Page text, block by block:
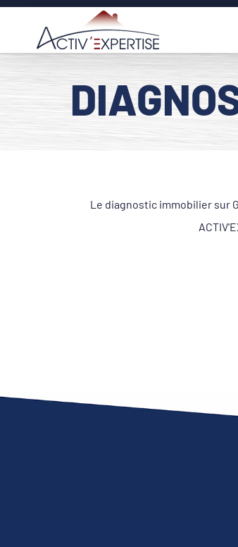
Passer
contenu
Le diagnostic immobilier sur